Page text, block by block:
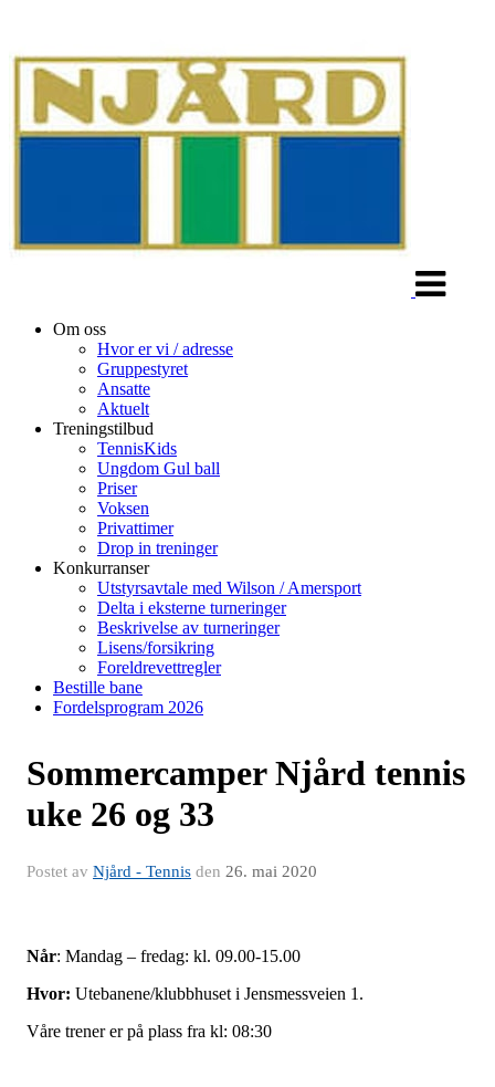
Om oss
Hvor er vi / adresse
Gruppestyret
Ansatte
Aktuelt
Treningstilbud
TennisKids
Ungdom Gul ball
Priser
Voksen
Privattimer
Drop in treninger
Konkurranser
Utstyrsavtale med Wilson / Amersport
Delta i eksterne turneringer
Beskrivelse av turneringer
Lisens/forsikring
Foreldrevettregler
Bestille bane
Fordelsprogram 2026
Sommercamper Njård tennis
uke 26 og 33
Postet av Njård - Tennis den 26. mai 2020
Når: Mandag – fredag: kl. 09.00-15.00
Hvor: Utebanene/klubbhuset i Jensmessveien 1.
Våre trener er på plass fra kl: 08:30